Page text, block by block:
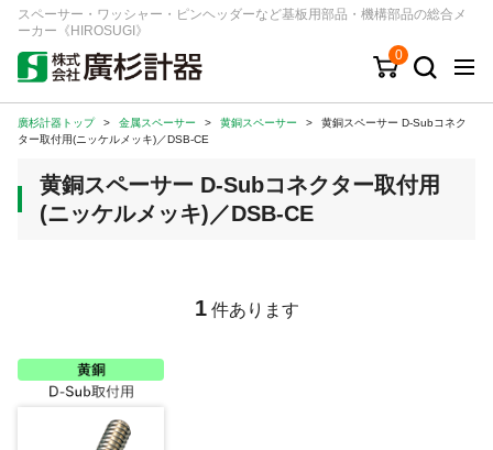
スペーサー・ワッシャー・ピンヘッダーなど基板用部品・機構部品の総合メ
ーカー《HIROSUGI》
0
キーワード 品番/シリーズ
商品カテゴリから探す
ジャンルから探す
注文・見積りについて
ご利用ガイド
お問い合わせ窓口
廣杉計器トップ > 金属スペーサー > 黄銅スペーサー >
黄銅スペーサー D-Subコネク
ター取付用(ニッケルメッキ)／DSB-CE
黄銅スペーサー D-Subコネクター取付用
(ニッケルメッキ)／DSB-CE
1 件あります